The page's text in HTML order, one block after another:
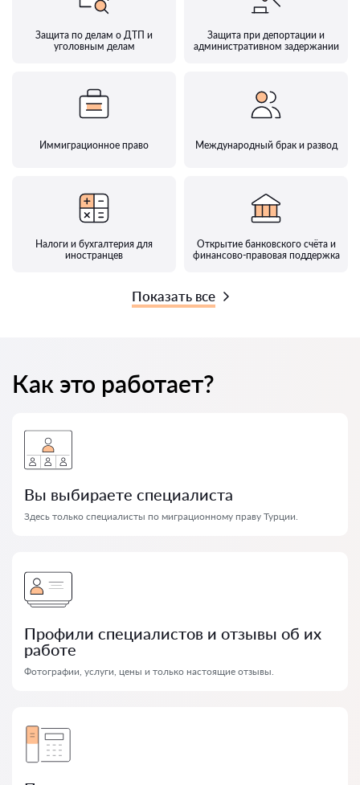
Защита по делам о ДТП и
уголовным делам
Защита при депортации и
административном задержании
Иммиграционное право Международный брак и развод
Налоги и бухгалтерия для
иностранцев
Открытие банковского счёта и
финансово-правовая поддержка
Показать все
Как это работает?
Вы выбираете специалиста
Здесь только специалисты по миграционному праву Турции.
Профили специалистов и отзывы об их
работе
Фотографии, услуги, цены и только настоящие отзывы.